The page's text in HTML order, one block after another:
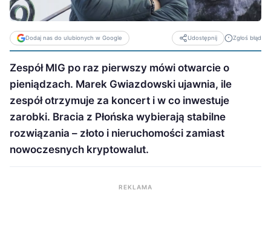
Dodaj nas do ulubionych w Google Udostępnij Zgłoś błąd
Zespół MIG po raz pierwszy mówi otwarcie o
pieniądzach. Marek Gwiazdowski ujawnia, ile
zespół otrzymuje za koncert i w co inwestuje
zarobki. Bracia z Płońska wybierają stabilne
rozwiązania – złoto i nieruchomości zamiast
nowoczesnych kryptowalut.
REKLAMA